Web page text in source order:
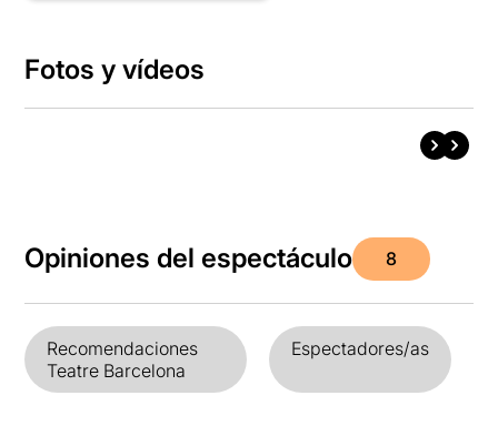
Fotos y vídeos
Opiniones del espectáculo 8
Recomendaciones
Teatre Barcelona
Espectadores/as